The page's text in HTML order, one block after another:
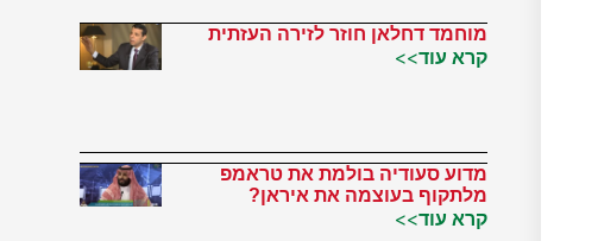
מוחמד דחלאן חוזר לזירה העזתית
קרא עוד>>
מדוע סעודיה בולמת את טראמפ
מלתקוף בעוצמה את איראן?
קרא עוד>>